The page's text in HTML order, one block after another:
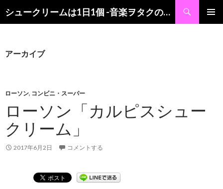
シュークリームは1日1個 -音楽ヲタクの食レポブログ-
索
ン
キ
プ
アーカイブ
ローソン, コンビニ・スーパー
ローソン「カルピスシュー
クリーム」
2017年6月2日 コメントする